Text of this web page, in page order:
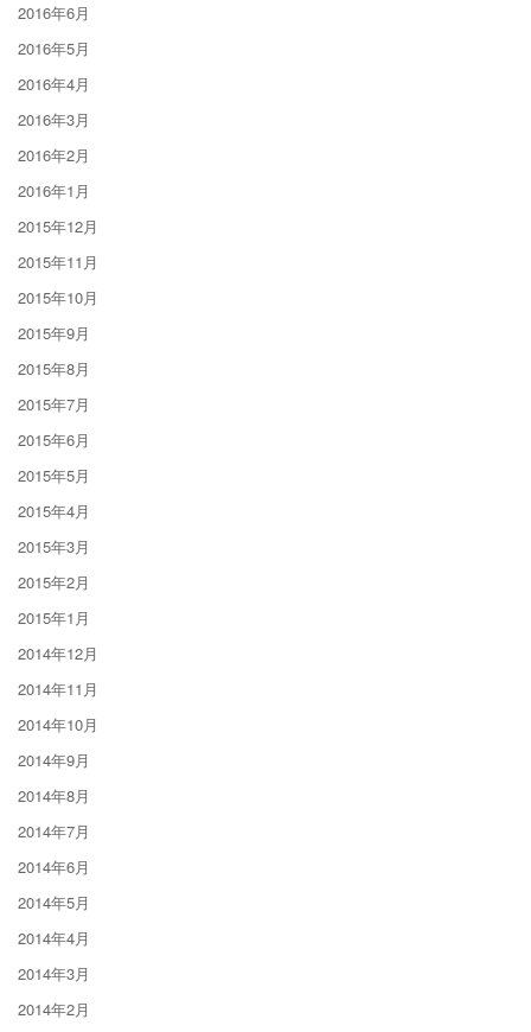
2016年6月
2016年5月
2016年4月
2016年3月
2016年2月
2016年1月
2015年12月
2015年11月
2015年10月
2015年9月
2015年8月
2015年7月
2015年6月
2015年5月
2015年4月
2015年3月
2015年2月
2015年1月
2014年12月
2014年11月
2014年10月
2014年9月
2014年8月
2014年7月
2014年6月
2014年5月
2014年4月
2014年3月
2014年2月